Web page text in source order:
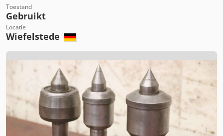
Toestand
Gebruikt
Locatie
Wiefelstede